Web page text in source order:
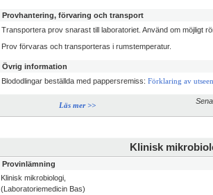
Provhantering, förvaring och transport
Transportera prov snarast till laboratoriet. Använd om möjligt
Prov förvaras och transporteras i rumstemperatur.
Övrig information
Blododlingar beställda med pappersremiss: Förklaring av
Läs mer >>
Klinisk
Provinlämning
Klinisk mikrobiologi,
(Laboratoriemedicin Bas)